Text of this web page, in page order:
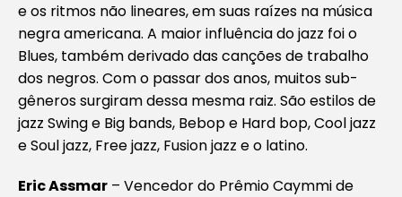
e os ritmos não lineares, em suas raízes na música
negra americana. A maior influência do jazz foi o
Blues, também derivado das canções de trabalho
dos negros. Com o passar dos anos, muitos sub-
gêneros surgiram dessa mesma raiz. São estilos de
jazz Swing e Big bands, Bebop e Hard bop, Cool jazz
e Soul jazz, Free jazz, Fusion jazz e o latino.
Eric Assmar – Vencedor do Prêmio Caymmi de